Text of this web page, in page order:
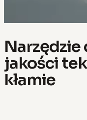
jakości
kłamie